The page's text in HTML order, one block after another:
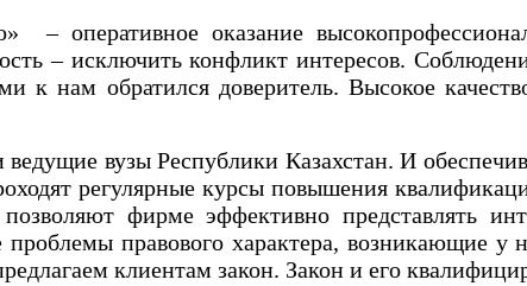
– оперативное оказание
– исключить конфликт интересов.
к нам обратился доверитель. Высокое
вузы Республики Казахстан. И
регулярные курсы повышения
фирме эффективно представлять
правового характера, возникающие у
клиентам закон. Закон и его